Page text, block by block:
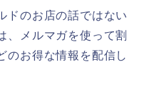
ドのお店の話ではない
、メルマガを使って割
のお得な情報を配信し